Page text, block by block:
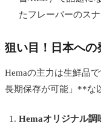
たフレーバーのス
狙い目！日本への
Hemaの主力は生鮮品
長期保存が可能」**な
Hemaオリジナル調